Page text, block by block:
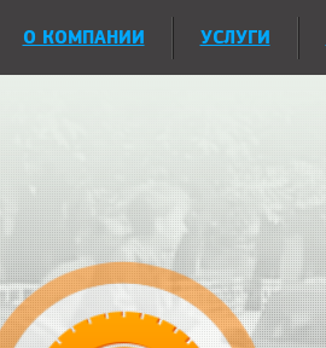
О КОМПАНИИ УСЛУГИ